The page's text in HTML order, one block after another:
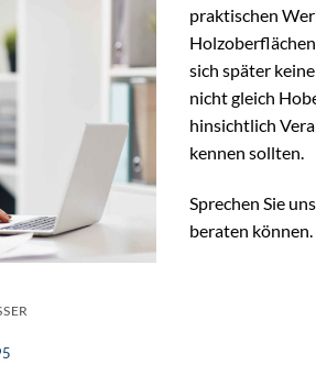
praktischen
sich später
nicht gleich
hinsichtlich
kennen sollten.
Sprechen Sie
beraten können.